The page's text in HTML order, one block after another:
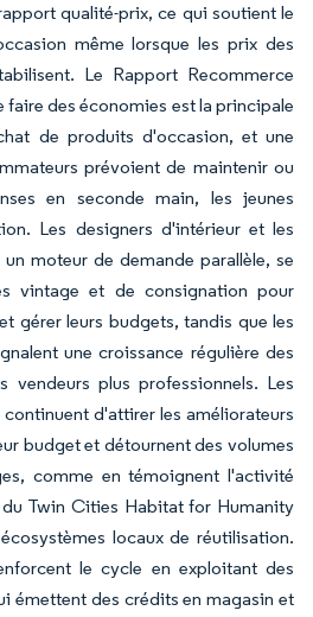
qualité-prix, ce qui soutient le
même lorsque les prix des
Le Rapport Recommerce
faire des économies est la principale
de produits d'occasion, et une
prévoient de maintenir ou
en seconde main, les jeunes
Les designers d'intérieur et les
moteur de demande parallèle, se
vintage et de consignation pour
gérer leurs budgets, tandis que les
une croissance régulière des
vendeurs plus professionnels. Les
d'attirer les améliorateurs
budget et détournent des volumes
comme en témoignent l'activité
Twin Cities Habitat for Humanity
locaux de réutilisation.
le cycle en exploitant des
émettent des crédits en magasin et